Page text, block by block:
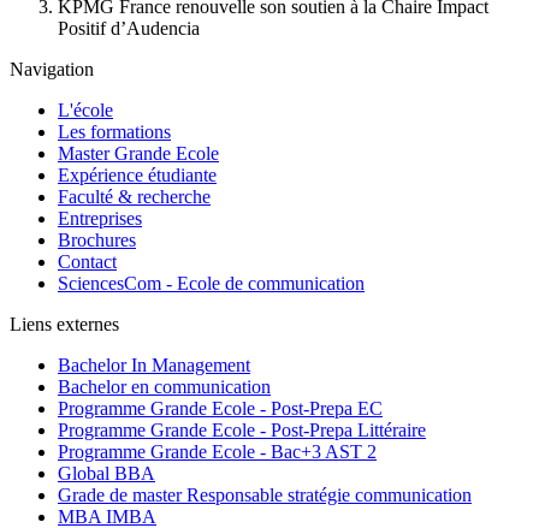
KPMG France renouvelle son soutien à la Chaire Impact
Positif d’Audencia
Navigation
L'école
Les formations
Master Grande Ecole
Expérience étudiante
Faculté & recherche
Entreprises
Brochures
Contact
SciencesCom - Ecole de communication
Liens externes
Bachelor In Management
Bachelor en communication
Programme Grande Ecole - Post-Prepa EC
Programme Grande Ecole - Post-Prepa Littéraire
Programme Grande Ecole - Bac+3 AST 2
Global BBA
Grade de master Responsable stratégie communication
MBA IMBA